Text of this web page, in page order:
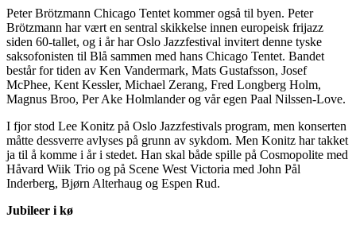
Peter Brötzmann Chicago Tentet kommer også til byen. Peter
Brötzmann har vært en sentral skikkelse innen europeisk frijazz
siden 60-tallet, og i år har Oslo Jazzfestival invitert denne tyske
saksofonisten til Blå sammen med hans Chicago Tentet. Bandet
består for tiden av Ken Vandermark, Mats Gustafsson, Josef
McPhee, Kent Kessler, Michael Zerang, Fred Longberg Holm,
Magnus Broo, Per Ake Holmlander og vår egen Paal Nilssen-Love.
I fjor stod Lee Konitz på Oslo Jazzfestivals program, men konserten
måtte dessverre avlyses på grunn av sykdom. Men Konitz har takket
ja til å komme i år i stedet. Han skal både spille på Cosmopolite med
Håvard Wiik Trio og på Scene West Victoria med John Pål
Inderberg, Bjørn Alterhaug og Espen Rud.
Jubileer i kø